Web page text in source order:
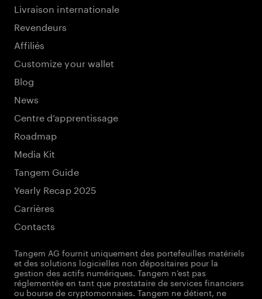
Livraison internationale
Revendeurs
Affiliés
Customize your wallet
Blog
News
Centre d’apprentissage
Roadmap
Media Kit
Tangem Guide
Yearly Recap 2025
Carrières
Contacts
Tangem AG fournit uniquement des portefeuilles matériels
et des solutions logicielles non dépositaires pour la
gestion des actifs numériques. Tangem n’est pas
réglementée en tant que prestataire de services financiers
ou bourse de cryptomonnaies. Tangem ne détient, ne